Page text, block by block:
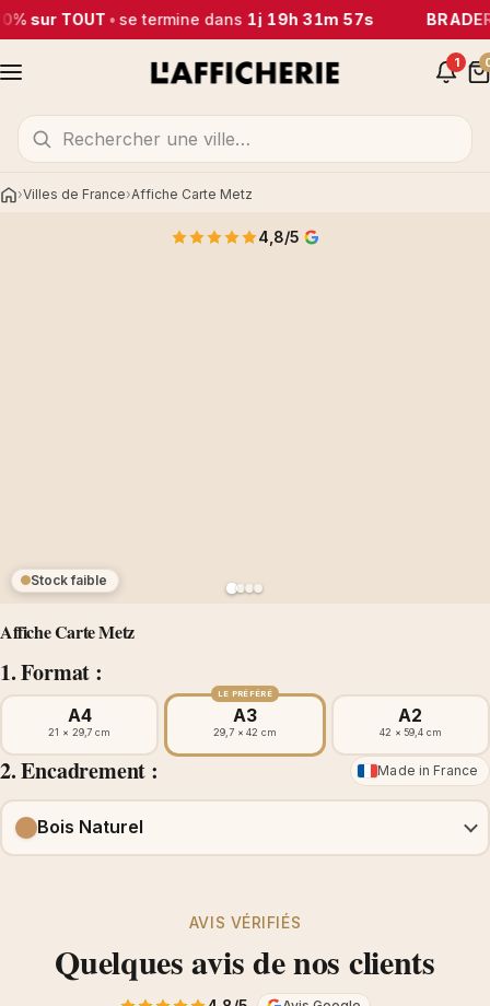
sur TOUT•se termine dans1j 19h 31m 57s
1
AccueilVilles de France Affiche Carte Metz
Affiche Carte Metz
1. Format :
Stock faible
4,8/5
A4
21 × 29,7 cm
LE PRÉFÉRÉ
A3
29,7 × 42 cm
A2
42 × 59,4 cm
2. Encadrement : Made in France
Bois Naturel
AVIS VÉRIFIÉS
Quelques avis de nos clients